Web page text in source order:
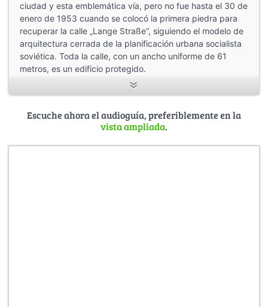
ciudad y esta emblemática vía, pero no fue hasta el 30 de
enero de 1953 cuando se colocó la primera piedra para
recuperar la calle „Lange Straße“, siguiendo el modelo de
arquitectura cerrada de la planificación urbana socialista
soviética. Toda la calle, con un ancho uniforme de 61
metros, es un edificio protegido.
—————
Escuche ahora el audioguía, preferiblemente en la
vista ampliada.